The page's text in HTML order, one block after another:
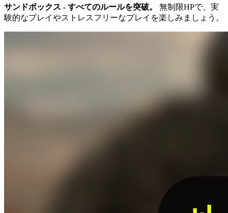
サンドボックス - すべてのルールを突破。
無制限HPで、実
験的なプレイやストレスフリーなプレイを楽しみましょう。